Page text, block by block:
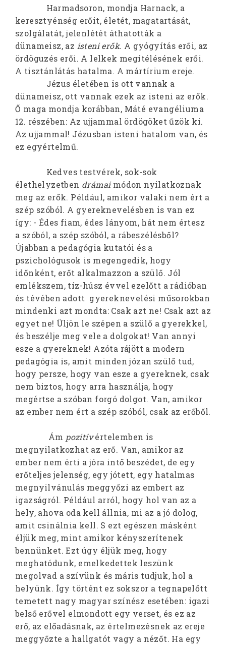
Harmadsoron, mondja Harnack, a
keresztyénség erőit, életét, magatartását,
szolgálatát, jelenlétét áthatották a
dünameisz, az isteni erők. A gyógyítás erői, az
ördöguzés erői. A lelkek megítélésének erői.
A tisztánlátás hatalma. A mártírium ereje.
Jézus életében is ott vannak a
dünameisz, ott vannak ezek az isteni az erők.
Ő maga mondja korábban, Máté evangéliuma
12. részében: Az ujjammal ördögöket űzök ki.
Az ujjammal! Jézusban isteni hatalom van, és
ez egyértelmű.
Kedves testvérek, sok-sok
élethelyzetben drámaimódon nyilatkoznak
meg az erők. Például, amikor valaki nem ért a
szép szóból. A gyereknevelésben is van ez
így: - Édes fiam, édes lányom, hát nem értesz
a szóból, a szép szóból, a rábeszélésből?
Újabban a pedagógia kutatói és a
pszichológusok is megengedik, hogy
időnként, erőt alkalmazzon a szülő. Jól
emlékszem, tíz-húsz évvel ezelőtt a rádióban
és tévében adott gyereknevelési műsorokban
mindenki azt mondta: Csak azt ne! Csak azt az
egyet ne! Üljön le szépen a szülő a gyerekkel,
és beszélje meg vele a dolgokat! Van annyi
esze a gyereknek! Azóta rájött a modern
pedagógia is, amit minden józan szülő tud,
hogy persze, hogy van esze a gyereknek, csak
nem biztos, hogy arra használja, hogy
megértse a szóban forgó dolgot. Van, amikor
az ember nem ért a szép szóból, csak az erőből.
Ám pozitívértelemben is
megnyilatkozhat az erő. Van, amikor az
ember nem érti a jóra intő beszédet, de egy
erőteljes jelenség, egy jótett, egy hatalmas
megnyilvánulás meggyőzi az embert az
igazságról. Például arról, hogy hol van az a
hely, ahova oda kell állnia, mi az a jó dolog,
amit csinálnia kell. S ezt egészen másként
éljük meg, mint amikor kényszerítenek
bennünket. Ezt úgy éljük meg, hogy
meghatódunk, emelkedettek leszünk
megolvad a szívünk és máris tudjuk, hol a
helyünk. Így történt ez sokszor a tegnapelőtt
temetett nagy magyar színész esetében: igazi
belső erővel elmondott egy verset, és ez az
erő, az előadásnak, az értelmezésnek az ereje
meggyőzte a hallgatót vagy a nézőt. Ha egy